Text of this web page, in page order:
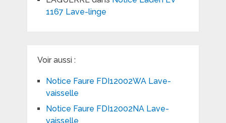
1167 Lave-linge
Voir aussi :
Notice Faure FDI12002WA Lave-
vaisselle
Notice Faure FDI12002NA Lave-
vaisselle